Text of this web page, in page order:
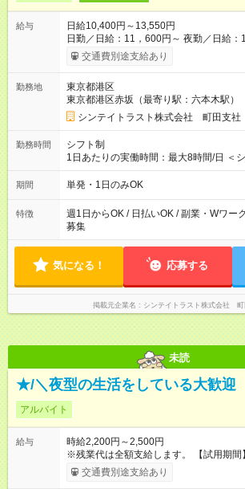
給与
日給10,400円～13,550円
日勤／日給：11，600円～ 夜勤／日給：13，
が週2日以下の場合 日勤／日給：10，
350円 ■交通費別途全額支給 ※規定あり ■支払方法：日払い └日
⇒希望をお聞かせください♪ ■各種資格手
日給保障あり └早く終わっても”全額”支給！ ・－・－・ ≪
研修 ≫ 研修時の給与： 日給10，000円×3日間（24時間） ＝研
修費として合計30，000円支給 ＋交通
【試用期間】試用期間なし
交通費別途支給あり
勤務地
東京都港区
東京都港区赤坂（最寄り駅：六本木駅）
シンテイトラスト株式会社 町田支社
勤務時間
シフト制
1日あたりの実働時間：最大8時間/日 ＜シフト例＞ ■09：00～
18：00 ■20：00～翌5：00 など！ 上記時間内で、 実働8時
間・休憩1時間／日
期間 単発・1日のみOK
特徴
週1日からOK / 日払いOK / 副業・Wワー
募集
気になる！ 応募する
掲載元企業名 シンテイトラスト株式会社 町
未読
★/＼夜型の生活をしている大歓迎
アルバイト
給与
時給2,200円～2,500円
※残業代は全額支給し
交通費別途支給あり